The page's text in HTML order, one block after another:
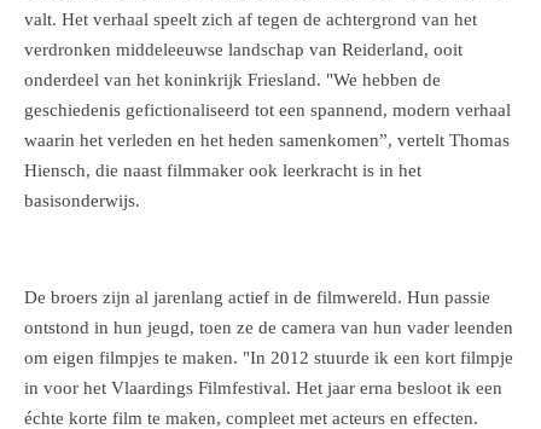
valt. Het verhaal speelt zich af tegen de achtergrond van het
verdronken middeleeuwse landschap van Reiderland, ooit
onderdeel van het koninkrijk Friesland. "We hebben de
geschiedenis gefictionaliseerd tot een spannend, modern verhaal
waarin het verleden en het heden samenkomen”, vertelt Thomas
Hiensch, die naast filmmaker ook leerkracht is in het
basisonderwijs.
De broers zijn al jarenlang actief in de filmwereld. Hun passie
ontstond in hun jeugd, toen ze de camera van hun vader leenden
om eigen filmpjes te maken. "In 2012 stuurde ik een kort filmpje
in voor het Vlaardings Filmfestival. Het jaar erna besloot ik een
échte korte film te maken, compleet met acteurs en effecten.